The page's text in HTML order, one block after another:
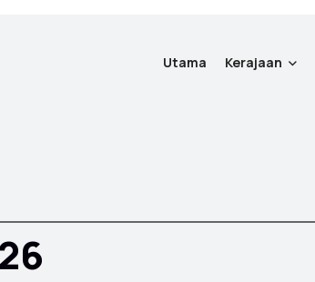
Utama Kerajaan